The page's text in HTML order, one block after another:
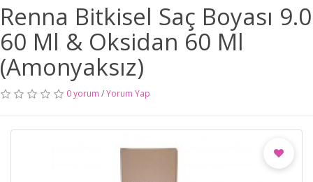
Renna Bitkisel Saç Boyası 9.0
60 Ml & Oksidan 60 Ml
(Amonyaksız)
0 yorum /Yorum Yap